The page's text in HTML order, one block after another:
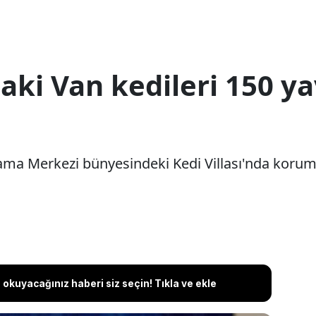
Van kedileri 150
Merkezi bünyesindeki Kedi Villası'nda
haberi siz seçin! Tıkla ve ekle